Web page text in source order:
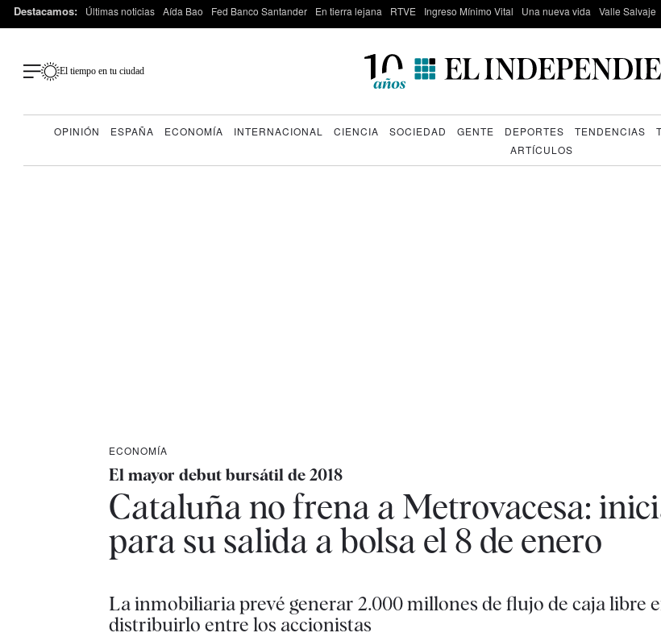
Destacamos: Últimas noticias Aída Bao Fed Banco Santander En tierra lejana RTVE Ingreso Mínimo Vital Una nueva vida Valle Salvaje
El tiempo en tu ciudad
OPINIÓN ESPAÑA ECONOMÍA INTERNACIONAL CIENCIA SOCIEDAD GENTE DEPORTES TENDENCIAS
ARTÍCULOS
ECONOMÍA
El mayor debut bursátil de 2018
Cataluña no frena a Metrovacesa:
para su salida a bolsa el 8 de enero
La inmobiliaria prevé generar 2.000 millones de flujo de caja libre
distribuirlo entre los accionistas